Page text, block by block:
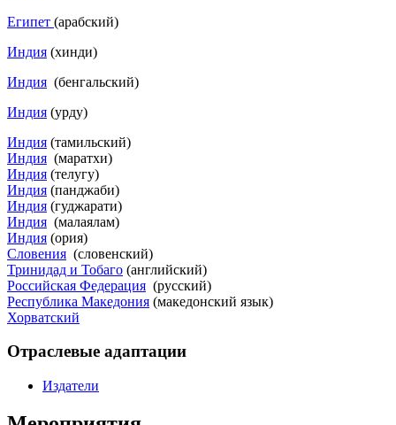
Египет (арабский)
Индия (хинди)
Индия (бенгальский)
Индия (урду)
Индия (тамильский)
Индия (​маратхи)
Индия (телугу)
Индия (панджаби)
Индия (гуджарати)
Индия (малаялам)
Индия (ория)
Словения (словенский)
Тринидад и Тобаго (английский)
Российская Федерация (русский)
Республика Македония (македонский язык)
Хорватский
Отраслевые адаптации
Издатели